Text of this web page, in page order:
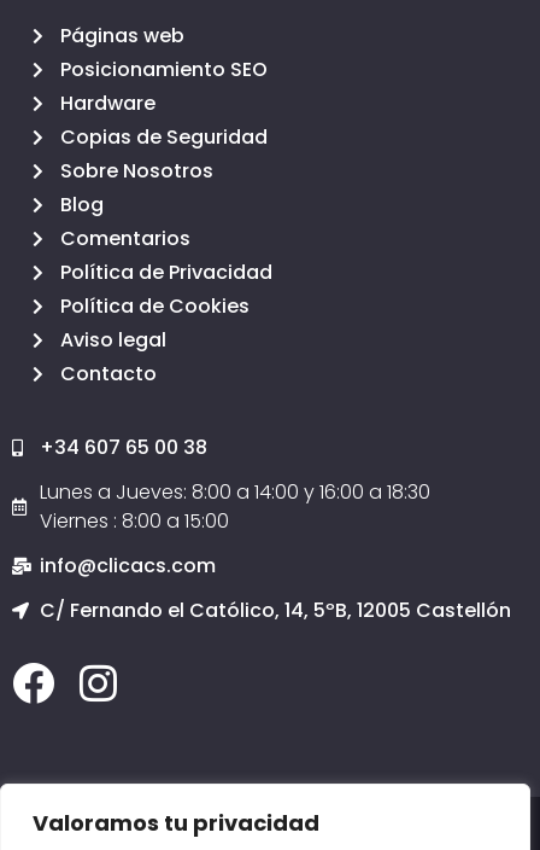
Valoramos tu privacidad
Páginas web
Posicionamiento SEO
Hardware
Copias de Seguridad
Sobre Nosotros
Blog
Comentarios
Política de Privacidad
Política de Cookies
Aviso legal
Contacto
+34 607 65 00 38
Lunes a Jueves: 8:00 a 14:00 y 16:00 a 18:30
Viernes : 8:00 a 15:00
info@clicacs.com
C/ Fernando el Católico, 14, 5ºB, 12005 Castellón
2020 © Todos los derechos reservados